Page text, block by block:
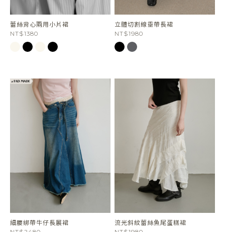
蕾絲背心兩用小片裙
NT$1380
立體切割線垂帶長裙
NT$1980
細腰綁帶牛仔長展裙 流光斜紋蕾絲魚尾蛋糕裙